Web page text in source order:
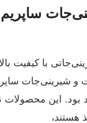
ساپریم
با کیفیت
و شیرینی‌جات
بود. این محصولات
هستند،